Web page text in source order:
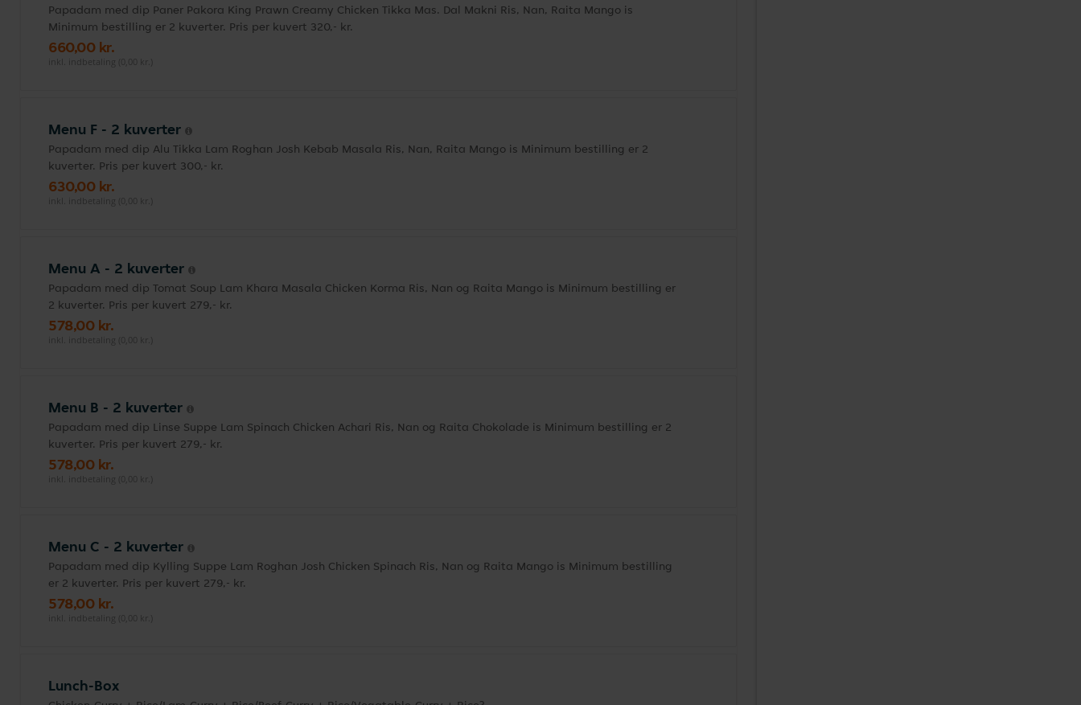
Papadam med dip Paner Pakora King Prawn Creamy Chicken Tikka Mas. Dal Makni Ris, Nan, Raita Mango is
Minimum bestilling er 2 kuverter. Pris per kuvert 320,- kr.
660,00 kr.
inkl. indbetaling (0,00 kr.)
Menu F - 2 kuverter
Papadam med dip Alu Tikka Lam Roghan Josh Kebab Masala Ris, Nan, Raita Mango is Minimum bestilling er 2
kuverter. Pris per kuvert 300,- kr.
630,00 kr.
inkl. indbetaling (0,00 kr.)
Menu A - 2 kuverter
Papadam med dip Tomat Soup Lam Khara Masala Chicken Korma Ris, Nan og Raita Mango is Minimum bestilling er
2 kuverter. Pris per kuvert 279,- kr.
578,00 kr.
inkl. indbetaling (0,00 kr.)
Menu B - 2 kuverter
Papadam med dip Linse Suppe Lam Spinach Chicken Achari Ris, Nan og Raita Chokolade is Minimum bestilling er 2
kuverter. Pris per kuvert 279,- kr.
578,00 kr.
inkl. indbetaling (0,00 kr.)
Menu C - 2 kuverter
Papadam med dip Kylling Suppe Lam Roghan Josh Chicken Spinach Ris, Nan og Raita Mango is Minimum bestilling
er 2 kuverter. Pris per kuvert 279,- kr.
578,00 kr.
inkl. indbetaling (0,00 kr.)
Lunch-Box